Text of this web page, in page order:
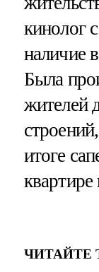
кинолог
наличие
Была
жителей
итоге
квартире
ЧИТАЙТЕ